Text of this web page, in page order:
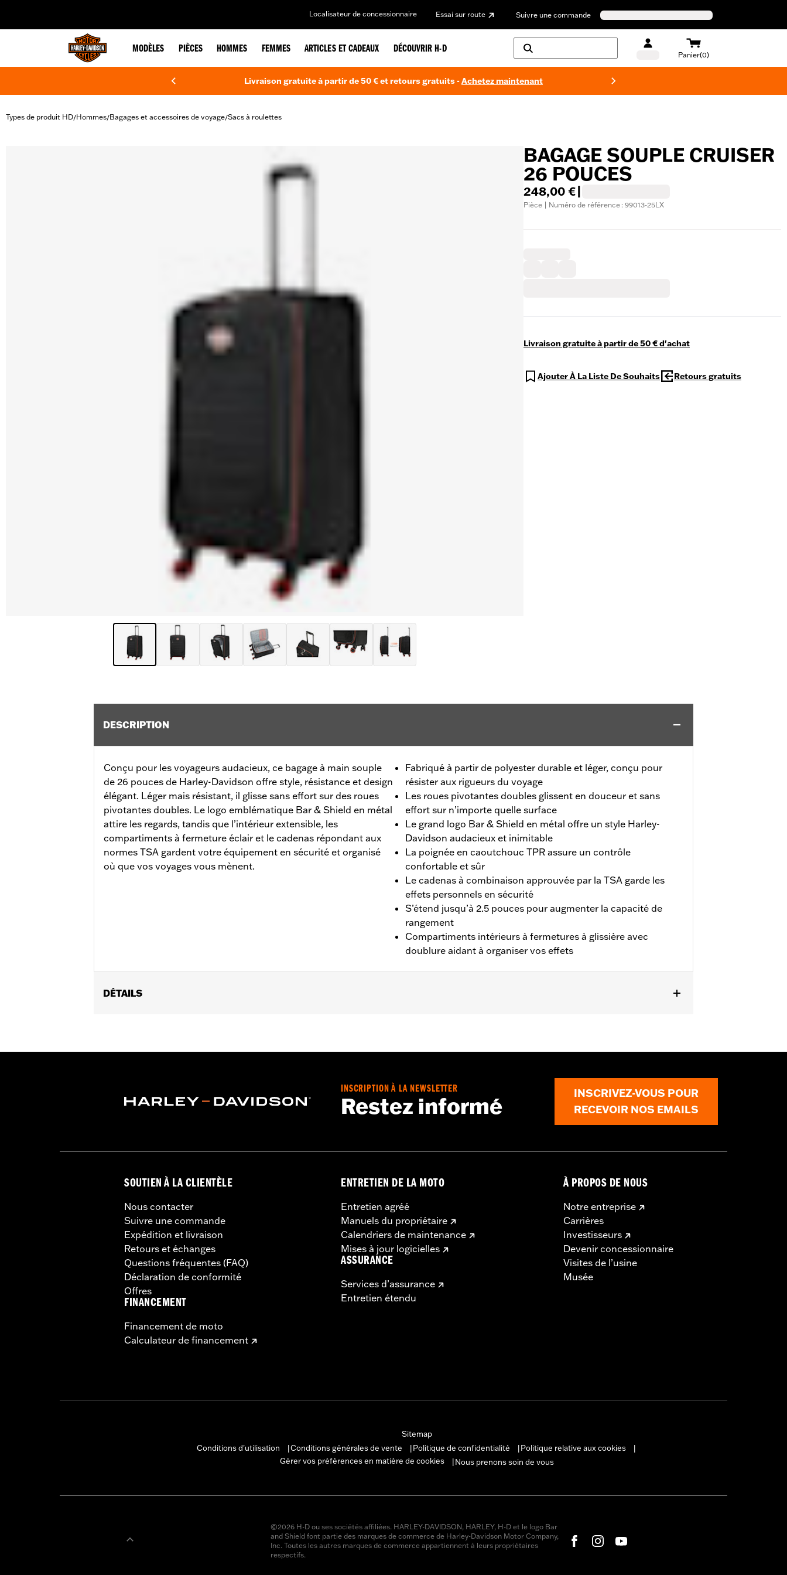
Localisateur de concessionnaire Essai sur route Suivre une commande
MODÈLES PIÈCES HOMMES FEMMES ARTICLES ET CADEAUX DÉCOUVRIR H-D
Panier(0)
Livraison gratuite à partir de 50 € et retours gratuits -Achetez maintenant
Types de produit HD/Hommes/Bagages et accessoires de voyage/Sacs à roulettes
BAGAGE SOUPLE CRUISER
26 POUCES
248,00 €
Pièce | Numéro de référence : 99013-25LX
Livraison gratuite à partir de 50 € d'achat
Ajouter À La Liste De Souhaits Retours gratuits
DESCRIPTION
Conçu pour les voyageurs audacieux, ce bagage à main souple
de 26 pouces de Harley-Davidson offre style, résistance et design
élégant. Léger mais résistant, il glisse sans effort sur des roues
pivotantes doubles. Le logo emblématique Bar & Shield en métal
attire les regards, tandis que l’intérieur extensible, les
compartiments à fermeture éclair et le cadenas répondant aux
normes TSA gardent votre équipement en sécurité et organisé
où que vos voyages vous mènent.
Fabriqué à partir de polyester durable et léger, conçu pour
résister aux rigueurs du voyage
Les roues pivotantes doubles glissent en douceur et sans
effort sur n’importe quelle surface
Le grand logo Bar & Shield en métal offre un style Harley-
Davidson audacieux et inimitable
La poignée en caoutchouc TPR assure un contrôle
confortable et sûr
Le cadenas à combinaison approuvée par la TSA garde les
effets personnels en sécurité
S’étend jusqu’à 2.5 pouces pour augmenter la capacité de
rangement
Compartiments intérieurs à fermetures à glissière avec
doublure aidant à organiser vos effets
DÉTAILS
Dimension Description:28 pouces x 17 pouces x 11 pouces
INSCRIPTION À LA NEWSLETTER
Restez informé
INSCRIVEZ-VOUS POUR
RECEVOIR NOS EMAILS
SOUTIEN À LA CLIENTÈLE
Nous contacter
Suivre une commande
Expédition et livraison
Retours et échanges
Questions fréquentes (FAQ)
Déclaration de conformité
Offres
FINANCEMENT
Financement de moto
Calculateur de financement
ENTRETIEN DE LA MOTO
Entretien agréé
Manuels du propriétaire
Calendriers de maintenance
Mises à jour logicielles
ASSURANCE
Services d’assurance
Entretien étendu
À PROPOS DE NOUS
Notre entreprise
Carrières
Investisseurs
Devenir concessionnaire
Visites de l’usine
Musée
Sitemap
Conditions d'utilisation
Conditions générales de vente Politique de confidentialité Politique relative aux cookies
Gérer vos préférences en matière de cookies
Nous prenons soin de vous
©2026 H-D ou ses sociétés affiliées. HARLEY-DAVIDSON, HARLEY, H-D et le logo Bar
and Shield font partie des marques de commerce de Harley-Davidson Motor Company,
Inc. Toutes les autres marques de commerce appartiennent à leurs propriétaires
respectifs.